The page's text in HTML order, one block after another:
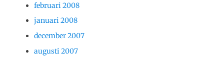
februari 2008
januari 2008
december 2007
augusti 2007